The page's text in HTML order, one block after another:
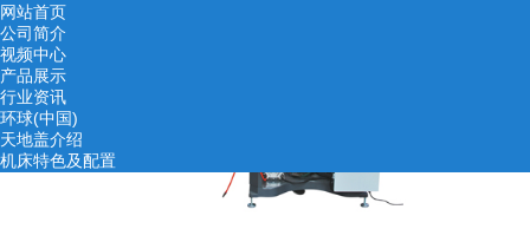
网站首页
公司简介
视频中心
产品展示
行业资讯
环球(中国)
天地盖介绍
机床特色及配置